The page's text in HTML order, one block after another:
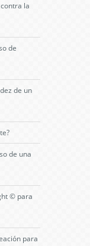
la
de
de un
de una
© para
para